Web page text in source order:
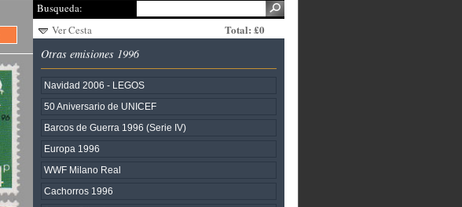
Busqueda:
Ver Cesta
Total: £0
Otras emisiones 1996
Navidad 2006 - LEGOS
50 Aniversario de UNICEF
Barcos de Guerra 1996 (Serie IV)
Europa 1996
WWF Milano Real
Cachorros 1996